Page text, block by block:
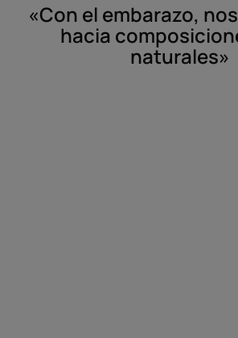
«Con el embarazo,
hacia
naturales»